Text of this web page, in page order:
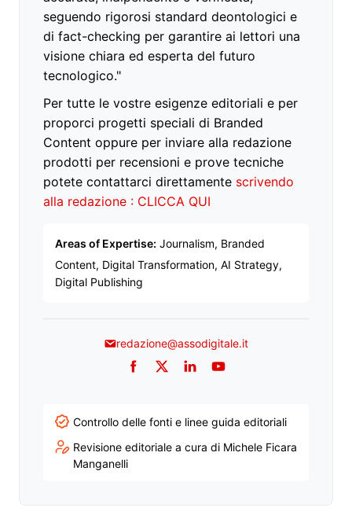
seguendo rigorosi standard deontologici e
di fact-checking per garantire ai lettori una
visione chiara ed esperta del futuro
tecnologico."
Per tutte le vostre esigenze editoriali e per
proporci progetti speciali di Branded
Content oppure per inviare alla redazione
prodotti per recensioni e prove tecniche
potete contattarci direttamente scrivendo
alla redazione : CLICCA QUI
Areas of Expertise: Journalism, Branded
Content, Digital Transformation, AI Strategy,
Digital Publishing
redazione@assodigitale.it
Facebook
TwitterLinkedInYouTube
Controllo delle fonti e linee guida editoriali
Revisione editoriale a cura di Michele Ficara
Manganelli